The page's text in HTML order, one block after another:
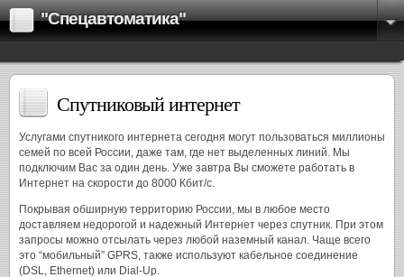
"Спецавтоматика"
Спутниковый интернет
Услугами спутникого интернета сегодня могут пользоваться миллионы
семей по всей России, даже там, где нет выделенных линий. Мы
подключим Вас за один день. Уже завтра Вы сможете работать в
Интернет на скорости до 8000 Кбит/с.
Покрывая обширную территорию России, мы в любое место
доставляем недорогой и надежный Интернет через спутник. При этом
запросы можно отсылать через любой наземный канал. Чаще всего
это “мобильный” GPRS, также используют кабельное соединение
(DSL, Ethernet) или Dial-Up.